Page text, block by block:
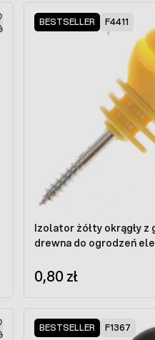
BESTSELLER F4411
Izolator żółty okrągły z
drewna do
0,80 zł
BESTSELLER F1367